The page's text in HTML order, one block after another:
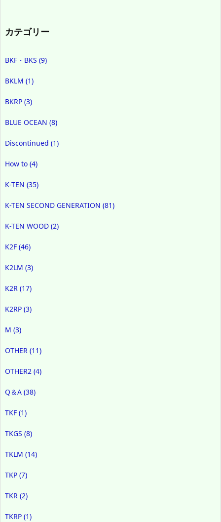
カテゴリー
BKF・BKS (9)
BKLM (1)
BKRP (3)
BLUE OCEAN (8)
Discontinued (1)
How to (4)
K-TEN (35)
K-TEN SECOND GENERATION (81)
K-TEN WOOD (2)
K2F (46)
K2LM (3)
K2R (17)
K2RP (3)
M (3)
OTHER (11)
OTHER2 (4)
Q＆A (38)
TKF (1)
TKGS (8)
TKLM (14)
TKP (7)
TKR (2)
TKRP (1)